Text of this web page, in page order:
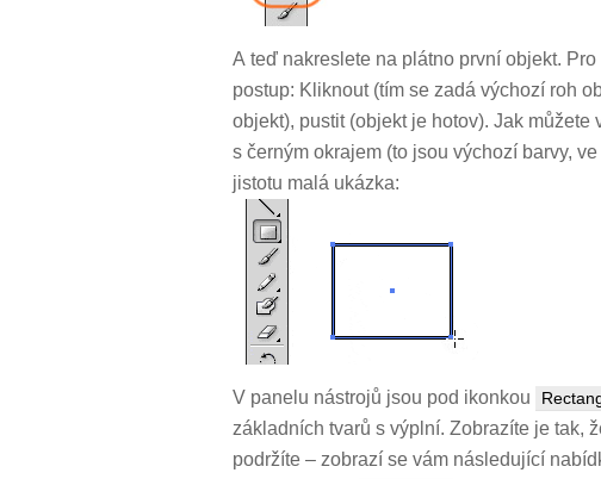
A teď nakreslete na plátno první objekt.
postup: Kliknout (tím se zadá výchozí roh
objekt), pustit (objekt je hotov). Jak
s černým okrajem (to jsou výchozí barvy,
jistotu malá ukázka:
V panelu nástrojů jsou pod ikonkou
základních tvarů s výplní. Zobrazíte je tak,
podržíte – zobrazí se vám následující